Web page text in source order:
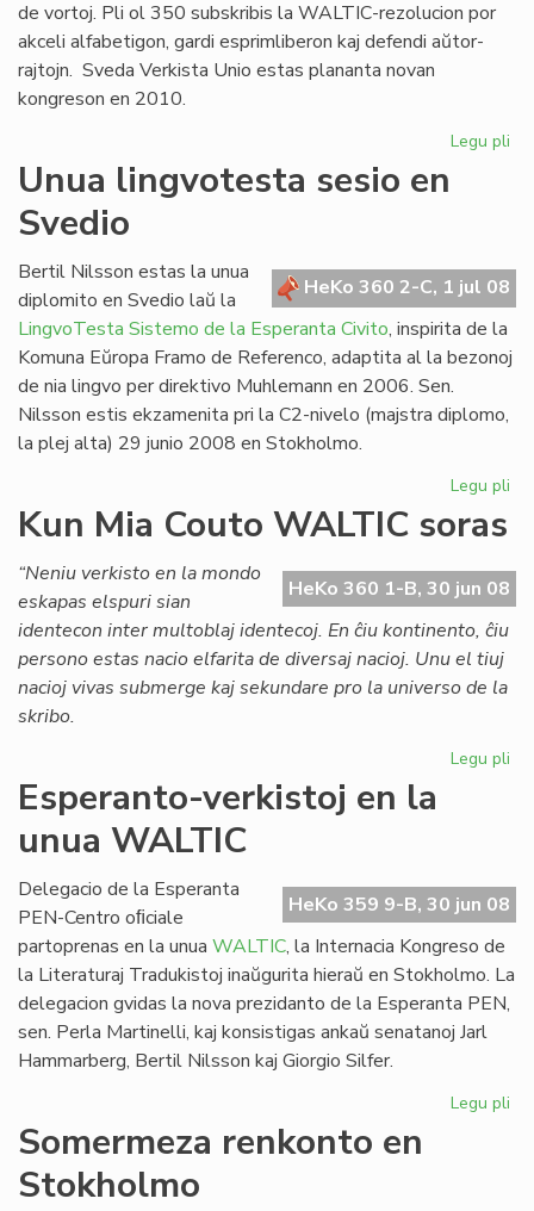
de vortoj. Pli ol 350 subskribis la WALTIC-rezolucion por
akceli alfabetigon, gardi esprimliberon kaj defendi aŭtor-
rajtojn. Sveda Verkista Unio estas plananta novan
kongreson en 2010.
Legu pli
Unua lingvotesta sesio en
Svedio
HeKo 360 2-C, 1 jul 08
Bertil Nilsson estas la unua
diplomito en Svedio laŭ la
LingvoTesta Sistemo de la Esperanta Civito, inspirita de la
Komuna Eŭropa Framo de Referenco, adaptita al la bezonoj
de nia lingvo per direktivo Muhlemann en 2006. Sen.
Nilsson estis ekzamenita pri la C2-nivelo (majstra diplomo,
la plej alta) 29 junio 2008 en Stokholmo.
Legu pli
Kun Mia Couto WALTIC soras
HeKo 360 1-B, 30 jun 08
“Neniu verkisto en la mondo
eskapas elspuri sian
identecon inter multoblaj identecoj. En ĉiu kontinento, ĉiu
persono estas nacio elfarita de diversaj nacioj. Unu el tiuj
nacioj vivas submerge kaj sekundare pro la universo de la
skribo.
Legu pli
Esperanto-verkistoj en la
unua WALTIC
HeKo 359 9-B, 30 jun 08
Delegacio de la Esperanta
PEN-Centro oﬁciale
partoprenas en la unua WALTIC, la Internacia Kongreso de
la Literaturaj Tradukistoj inaŭgurita hieraŭ en Stokholmo. La
delegacion gvidas la nova prezidanto de la Esperanta PEN,
sen. Perla Martinelli, kaj konsistigas ankaŭ senatanoj Jarl
Hammarberg, Bertil Nilsson kaj Giorgio Silfer.
Legu pli
Somermeza renkonto en
Stokholmo